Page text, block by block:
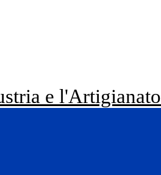
e l'Artigianato